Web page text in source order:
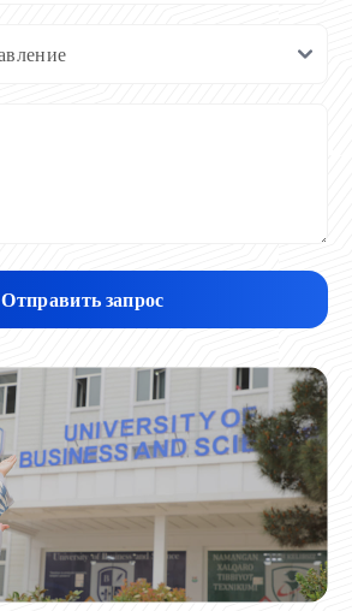
Отправить запрос